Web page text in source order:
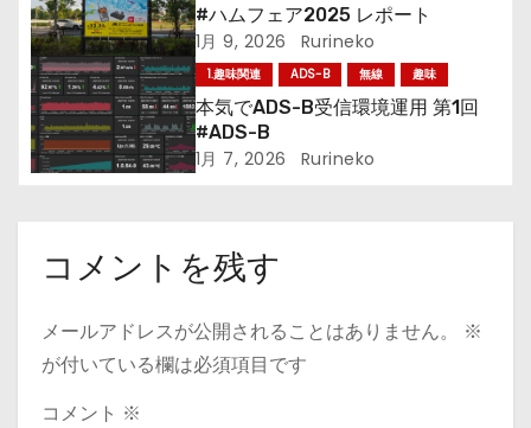
ョ
ン
#ハムフェア2025 レポート
1月 9, 2026 Rurineko
1.趣味関連 ADS-B 無線 趣味
本気でADS-B受信環境運用 第1回
#ADS-B
1月 7, 2026 Rurineko
コメントを残す
メールアドレスが公開されることはありません。
※
が付いている欄は必須項目です
コメント ※